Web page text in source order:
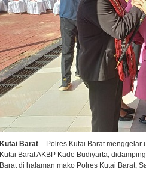
Kutai Barat – Polres Kutai Barat
Kutai Barat AKBP Kade Budiyarta,
Barat di halaman mako Polres Kutai Barat,